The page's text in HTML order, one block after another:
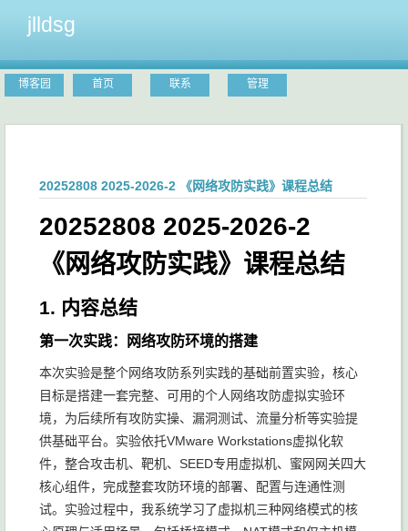
jlldsg
博客园 首页 联系 管理
20252808 2025-2026-2 《网络攻防实践》课程总结
20252808 2025-2026-2
《网络攻防实践》课程总结
1. 内容总结
第一次实践：网络攻防环境的搭建
本次实验是整个网络攻防系列实践的基础前置实验，核心
目标是搭建一套完整、可用的个人网络攻防虚拟实验环
境，为后续所有攻防实操、漏洞测试、流量分析等实验提
供基础平台。实验依托VMware Workstations虚拟化软
件，整合攻击机、靶机、SEED专用虚拟机、蜜网网关四大
核心组件，完成整套攻防环境的部署、配置与连通性测
试。实验过程中，我系统学习了虚拟机三种网络模式的核